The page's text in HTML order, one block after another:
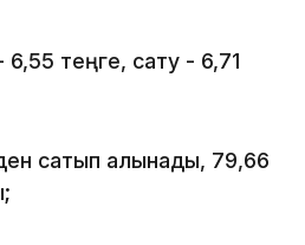
теңге, сату - 6,71
сатып алынады, 79,66